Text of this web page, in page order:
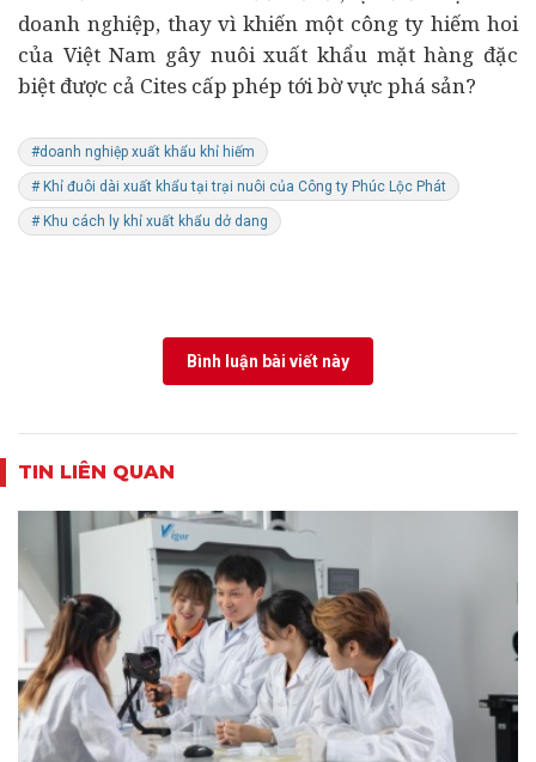
doanh nghiệp, thay vì khiến một công ty hiếm hoi
của Việt Nam gây nuôi xuất khẩu mặt hàng đặc
biệt được cả Cites cấp phép tới bờ vực phá sản?
#doanh nghiệp xuất khẩu khỉ hiếm
# Khỉ đuôi dài xuất khẩu tại trại nuôi của Công ty Phúc Lộc Phát
# Khu cách ly khỉ xuất khẩu dở dang
Bình luận bài viết này
TIN LIÊN QUAN